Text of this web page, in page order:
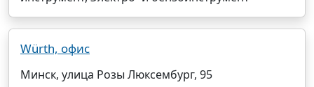
Würth, офис
Минск, улица Розы Люксембург, 95